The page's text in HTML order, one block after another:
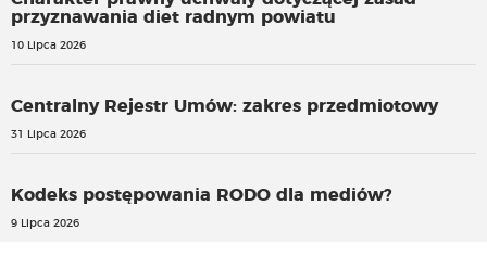
przyznawania diet radnym powiatu
10 Lipca 2026
Centralny Rejestr Umów: zakres przedmiotowy
31 Lipca 2026
Kodeks postępowania RODO dla mediów?
9 Lipca 2026